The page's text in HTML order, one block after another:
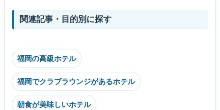
関連記事・目的別に探す
福岡の高級ホテル
福岡でクラブラウンジがあるホテル
朝食が美味しいホテル